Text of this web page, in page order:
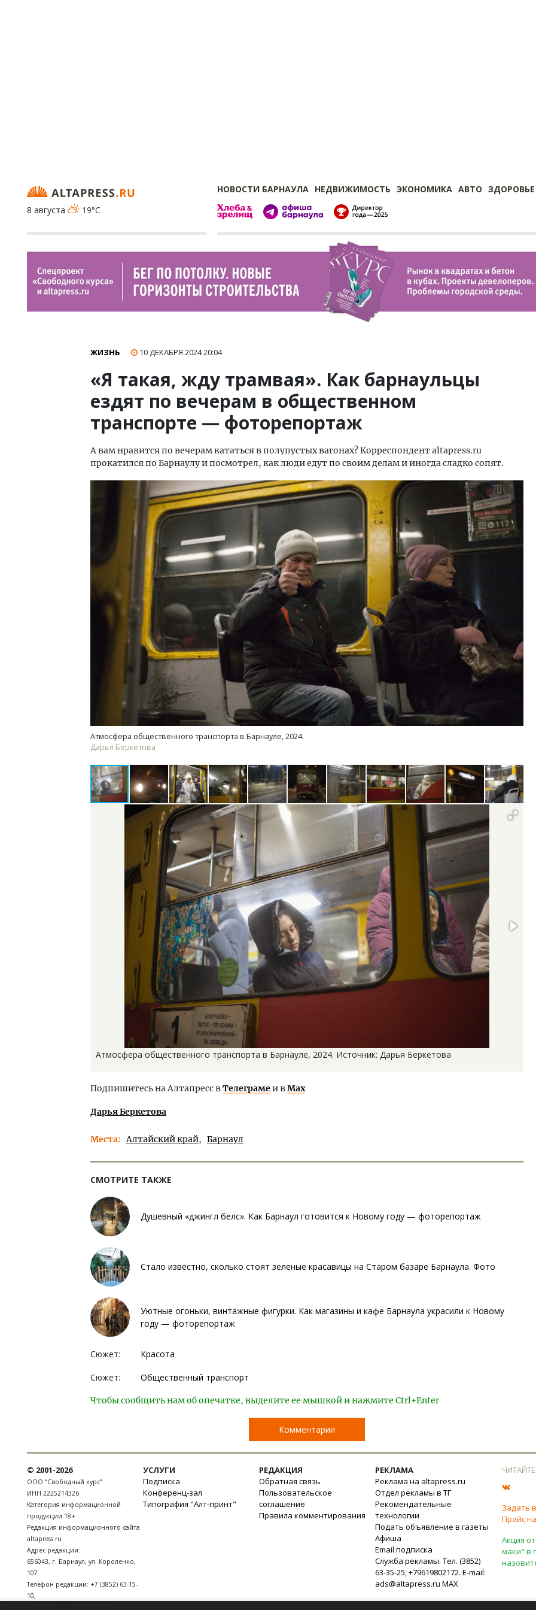
НОВОСТИ БАРНАУЛА НЕДВИЖИМОСТЬ ЭКОНОМИКА АВТО ЗДОРОВЬЕ
8 августа
19°C
ЖИЗНЬ 10 ДЕКАБРЯ 202420:04
«Я такая, жду трамвая». Как барнаульцы
ездят по вечерам в общественном
транспорте — фоторепортаж
А вам нравится по вечерам кататься в полупустых вагонах? Корреспондент altapress.ru
прокатился по Барнаулу и посмотрел, как люди едут по своим делам и иногда сладко сопят.
Атмосфера общественного транспорта в Барнауле, 2024.
Дарья Беркетова
Атмосфера общественного транспорта в Барнауле, 2024. Источник: Дарья Беркетова
Подпишитесь на Алтапресс вТелеграмеи вMax
Дарья Беркетова
Места Алтайский край Барнаул
СМОТРИТЕ ТАКЖЕ
Душевный «джингл белс». Как Барнаул готовится к Новому году — фоторепортаж
Стало известно, сколько стоят зеленые красавицы на Старом базаре Барнаула. Фото
Уютные огоньки, винтажные фигурки. Как магазины и кафе Барнаула украсили к Новому
году — фоторепортаж
Сюжет: Красота
Сюжет: Общественный транспорт
Чтобы сообщить нам об опечатке, выделите ее мышкой и нажмите Ctrl+Enter
Комментарии
Смелость архитектурных идей.
Генеральный директор компании
ЗИАС — об эстетике городов,
трендах в фасадах и развитии рынка
СТРОИТЕЛЬСТВО
Ищем новые берега.
«Жилищной инициативы»
Гатилов — о том, как
оставаться на плаву,
© 2001-2026
ООО “Свободный курс”
ИНН 2225214326
Категория информационной
продукции 18+
Редакция информационного сайта
altapress.ru
Адрес редакции:
656043, г. Барнаул, ул. Короленко,
107
Телефон редакции: +7 (3852) 63-15-
10,
УСЛУГИ
Подписка
Конференц-зал
Типография "Алт-принт"
РЕДАКЦИЯ
Обратная связь
Пользовательское
соглашение
Правила комментирования
РЕКЛАМА
Реклама на altapress.ru
Отдел рекламы в ТГ
Рекомендательные
технологии
Подать объявление в газеты
Афиша
Email подписка
Служба рекламы. Тел. (3852)
63-35-25, +79619802172. E-mail:
ads@altapress.ru MAX
Задать
Прайс
Акция
маки" в